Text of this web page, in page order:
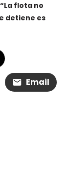
“La flota no
detiene es
Email